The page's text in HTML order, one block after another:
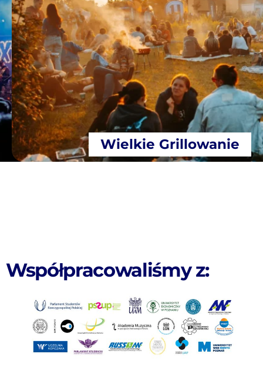
Wielkie Grillowanie
Współpracowaliśmy z: